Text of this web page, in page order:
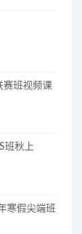
赛班视频课
班秋上
寒假尖端班